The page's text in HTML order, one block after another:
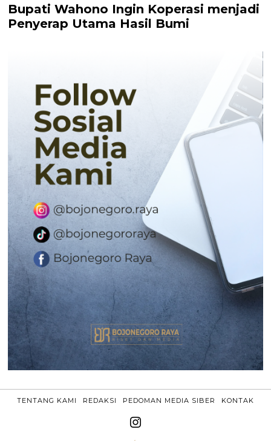
Bupati Wahono Ingin Koperasi menjadi
Penyerap Utama Hasil Bumi
TENTANG KAMI REDAKSI PEDOMAN MEDIA SIBER KONTAK